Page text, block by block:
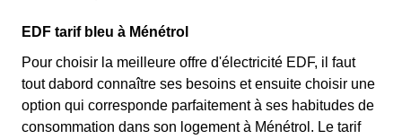
EDF tarif bleu à Ménétrol
Pour choisir la meilleure offre d'électricité EDF, il faut
tout dabord connaître ses besoins et ensuite choisir une
option qui corresponde parfaitement à ses habitudes de
consommation dans son logement à Ménétrol. Le tarif